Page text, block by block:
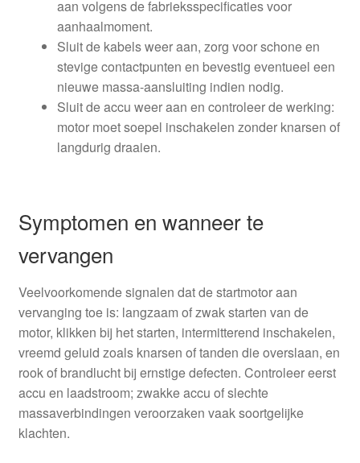
aan volgens de fabrieksspecificaties voor
aanhaalmoment.
Sluit de kabels weer aan, zorg voor schone en
stevige contactpunten en bevestig eventueel een
nieuwe massa-aansluiting indien nodig.
Sluit de accu weer aan en controleer de werking:
motor moet soepel inschakelen zonder knarsen of
langdurig draaien.
Symptomen en wanneer te
vervangen
Veelvoorkomende signalen dat de startmotor aan
vervanging toe is: langzaam of zwak starten van de
motor, klikken bij het starten, intermitterend inschakelen,
vreemd geluid zoals knarsen of tanden die overslaan, en
rook of brandlucht bij ernstige defecten. Controleer eerst
accu en laadstroom; zwakke accu of slechte
massaverbindingen veroorzaken vaak soortgelijke
klachten.